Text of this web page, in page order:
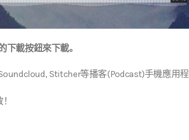
載按鈕來下載。
Stitcher等播客(Podcast)手機應用程